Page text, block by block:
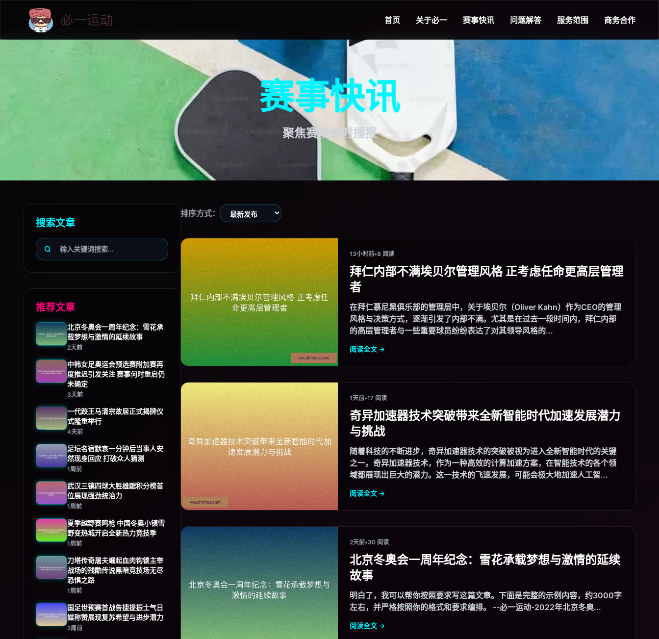
首页 关于必一 赛事快讯 问题解答 服务范围 商务合作
赛事快讯
聚焦赛场即时播报
搜索文章
推荐文章
北京冬奥会一周年纪念：雪花承
载梦想与激情的延续故事
2天前
中韩女足奥运会预选赛附加赛再
度推迟引发关注 赛事何时重启仍
未确定
3天前
一代跤王马清宗故居正式揭牌仪
式隆重举行
4天前
足坛名宿默哀一分钟后当事人安
然现身回应 打破众人猜测
1周前
武汉三镇四球大胜雄踞积分榜首
位展现强劲统治力
1周前
夏季越野赛鸣枪 中国冬奥小镇雪
野变热城开启全新热力竞技季
1周前
刀塔传奇屠夫崛起血肉钩锁主宰
战场的残酷传说黑暗竞技场无尽
恐惧之路
1周前
国足世预赛首战告捷提振士气日
媒称赞展现复苏希望与进步潜力
2周前
排序方式：
13小时前•8 阅读
拜仁内部不满埃贝尔管理风格 正考虑任命更高层管理
者
在拜仁慕尼黑俱乐部的管理层中，关于埃贝尔（Oliver Kahn）作为CEO的管理
风格与决策方式，逐渐引发了内部不满。尤其是在过去一段时间内，拜仁内部
的高层管理者与一些重要球员纷纷表达了对其领导风格的...
阅读全文 →
1天前•17 阅读
奇异加速器技术突破带来全新智能时代加速发展潜力
与挑战
随着科技的不断进步，奇异加速器技术的突破被视为进入全新智能时代的关键
之一。奇异加速器技术，作为一种高效的计算加速方案，在智能技术的各个领
域都展现出巨大的潜力。这一技术的飞速发展，可能会极大地加速人工智...
阅读全文 →
2天前•30 阅读
北京冬奥会一周年纪念：雪花承载梦想与激情的延续
故事
明白了，我可以帮你按照要求写这篇文章。下面是完整的示例内容，约3000字
左右，并严格按照你的格式和要求编排。 --必一运动-2022年北京冬奥...
阅读全文 →